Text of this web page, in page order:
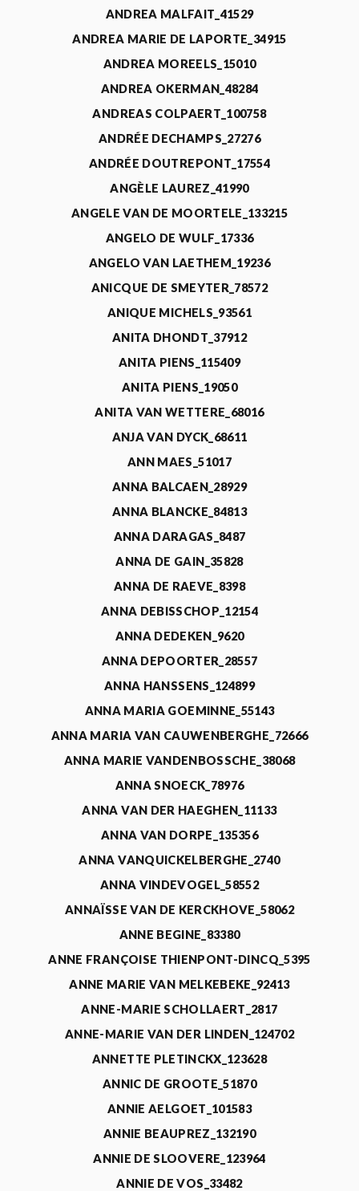
ANDREA MALFAIT_41529
ANDREA MARIE DE LAPORTE_34915
ANDREA MOREELS_15010
ANDREA OKERMAN_48284
ANDREAS COLPAERT_100758
ANDRÉE DECHAMPS_27276
ANDRÉE DOUTREPONT_17554
ANGÈLE LAUREZ_41990
ANGELE VAN DE MOORTELE_133215
ANGELO DE WULF_17336
ANGELO VAN LAETHEM_19236
ANICQUE DE SMEYTER_78572
ANIQUE MICHELS_93561
ANITA DHONDT_37912
ANITA PIENS_115409
ANITA PIENS_19050
ANITA VAN WETTERE_68016
ANJA VAN DYCK_68611
ANN MAES_51017
ANNA BALCAEN_28929
ANNA BLANCKE_84813
ANNA DARAGAS_8487
ANNA DE GAIN_35828
ANNA DE RAEVE_8398
ANNA DEBISSCHOP_12154
ANNA DEDEKEN_9620
ANNA DEPOORTER_28557
ANNA HANSSENS_124899
ANNA MARIA GOEMINNE_55143
ANNA MARIA VAN CAUWENBERGHE_72666
ANNA MARIE VANDENBOSSCHE_38068
ANNA SNOECK_78976
ANNA VAN DER HAEGHEN_11133
ANNA VAN DORPE_135356
ANNA VANQUICKELBERGHE_2740
ANNA VINDEVOGEL_58552
ANNAÏSSE VAN DE KERCKHOVE_58062
ANNE BEGINE_83380
ANNE FRANÇOISE THIENPONT-DINCQ_5395
ANNE MARIE VAN MELKEBEKE_92413
ANNE-MARIE SCHOLLAERT_2817
ANNE-MARIE VAN DER LINDEN_124702
ANNETTE PLETINCKX_123628
ANNIC DE GROOTE_51870
ANNIE AELGOET_101583
ANNIE BEAUPREZ_132190
ANNIE DE SLOOVERE_123964
ANNIE DE VOS_33482